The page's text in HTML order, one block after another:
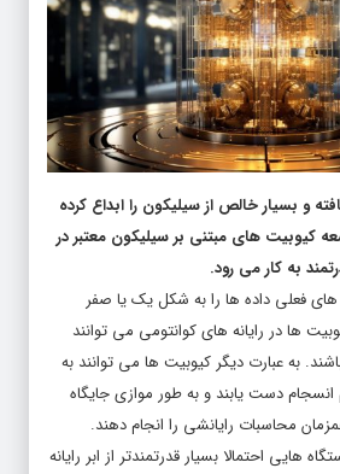
و بسیار خالص از سیلیکون را ابداع کرده
کیوبیت های مبتنی بر سیلیکون معتبر در
به کار می رود.
های فعلی داده ها را به شکل یک یا صفر
ها در رایانه های کوانتومی می توانند
به عبارت دیگر کیوبیت ها می توانند به
دست یابند و به طور موازی جایگاه
محاسبات رایانشی را انجام دهند.
هایی احتمالا بسیار قدرتمندتر از ابر رایانه